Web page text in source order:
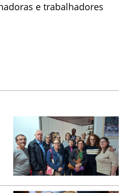
e trabalhadores